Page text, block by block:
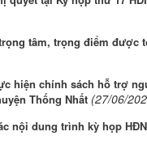
tâm, trọng điểm được
hiện chính sách hỗ trợ
Thống Nhất (27/06/
nội dung trình kỳ họp